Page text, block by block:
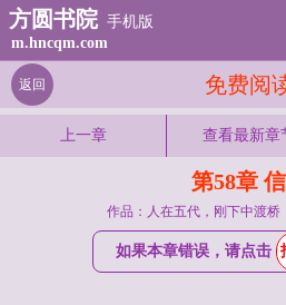
方圆书院 手机版
m.hncqm.com
免费阅
返回
上一章 查看最新章
第58章
作品：人在五代，刚下中渡桥
如果本章错误，请点击